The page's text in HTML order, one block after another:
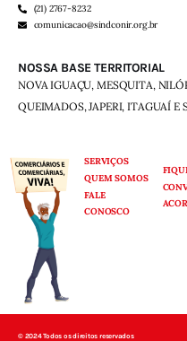
(21) 2767-8232
comunicacao@sindconir.org.br
NOSSA BASE TERRITORIAL
NOVA IGUAÇU, MESQUITA,
QUEIMADOS,JAPERI, ITAGUAÍ E
SERVIÇOS
QUEM SOMOS
FALE
CONOSCO
© 2024 Todos os direitos reservados